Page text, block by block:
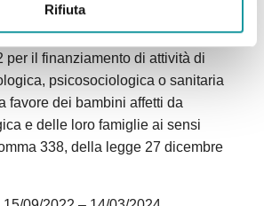
Rifiuta
per il finanziamento di attività di
psicosociologica o sanitaria
favore dei bambini affetti da
e delle loro famiglie ai sensi
338, della legge 27 dicembre